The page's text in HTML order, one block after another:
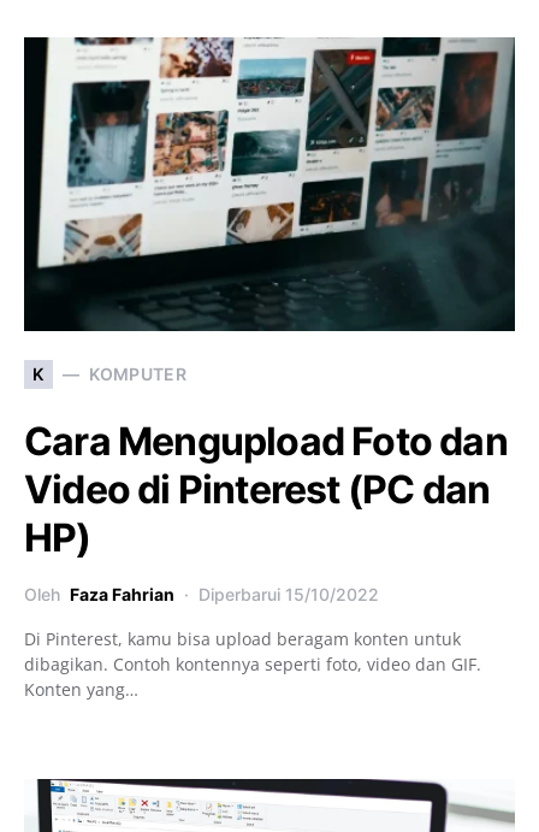
K KOMPUTER
Cara Mengupload Foto dan
Video di Pinterest (PC dan
HP)
Oleh Faza Fahrian Diperbarui 15/10/2022
Di Pinterest, kamu bisa upload beragam konten untuk
dibagikan. Contoh kontennya seperti foto, video dan GIF.
Konten yang…